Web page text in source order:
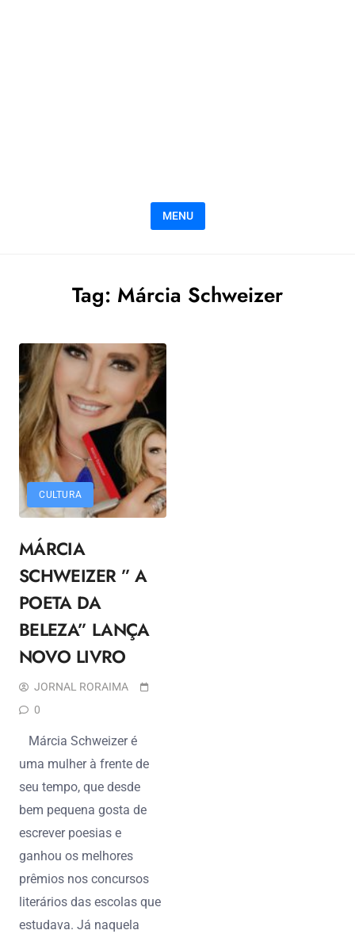
MENU
Tag: Márcia Schweizer
CULTURA
MÁRCIA
SCHWEIZER ” A
POETA DA
BELEZA” LANÇA
NOVO LIVRO
JORNAL RORAIMA
0
Márcia Schweizer é
uma mulher à frente de
seu tempo, que desde
bem pequena gosta de
escrever poesias e
ganhou os melhores
prêmios nos concursos
literários das escolas que
estudava. Já naquela